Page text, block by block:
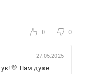
0 0
27.05.2025
💛 Нам дуже